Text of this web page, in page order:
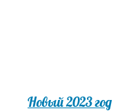
Новый 2023 год